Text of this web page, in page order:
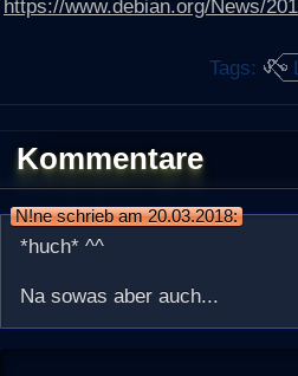
https://www.debian.org/News/
Tags:
Kommentare
N!ne schrieb am 20.03.2018:
*huch* ^^
Na sowas aber auch...